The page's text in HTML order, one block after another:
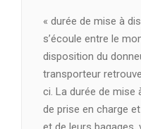
« durée de mise à
s’écoule entre le
disposition du
transporteur
ci. La durée de
de prise en charge